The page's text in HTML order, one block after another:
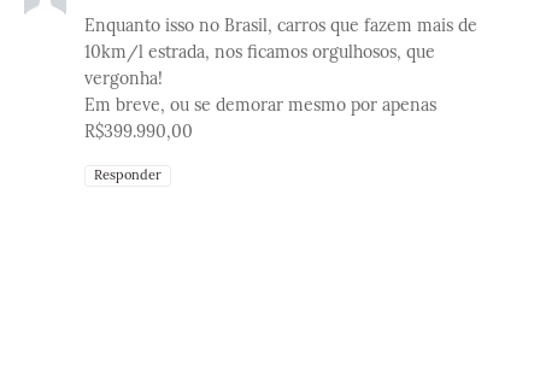
Enquanto isso no Brasil, carros que fazem mais de
10km/l estrada, nos ficamos orgulhosos, que
vergonha!
Em breve, ou se demorar mesmo por apenas
R$399.990,00
Responder